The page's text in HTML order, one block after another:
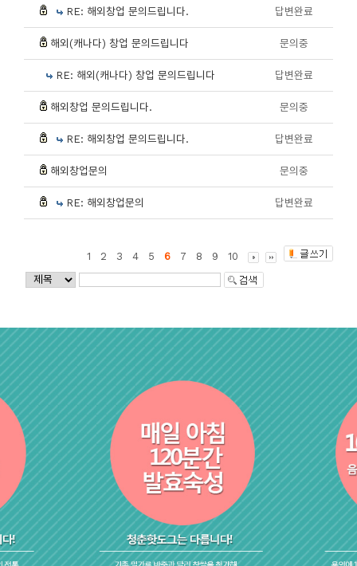
RE: 해외창업 문의드립니다. 답변완료
해외(캐나다) 창업 문의드립니다 문의중
RE: 해외(캐나다) 창업 문의드립니다 답변완료
해외창업 문의드립니다. 문의중
RE: 해외창업 문의드립니다. 답변완료
해외창업문의 문의중
RE: 해외창업문의 답변완료
1 2 3 4 5 6 7 8 9 10